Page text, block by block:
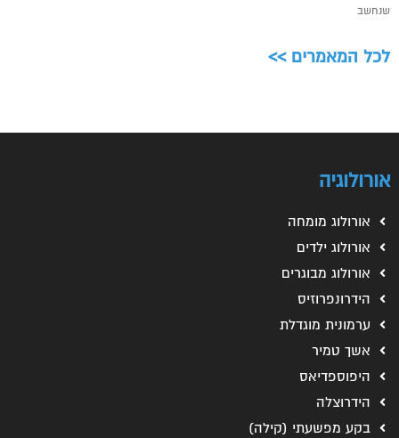
שנחשב
לכל המאמרים >>
אורולוגיה
אורולוג מומחה
אורולוג ילדים
אורולוג מבוגרים
הידרונפרוזיס
ערמונית מוגדלת
אשך טמיר
היפוספדיאס
הידרוצלה
בקע מפשעתי (קילה)